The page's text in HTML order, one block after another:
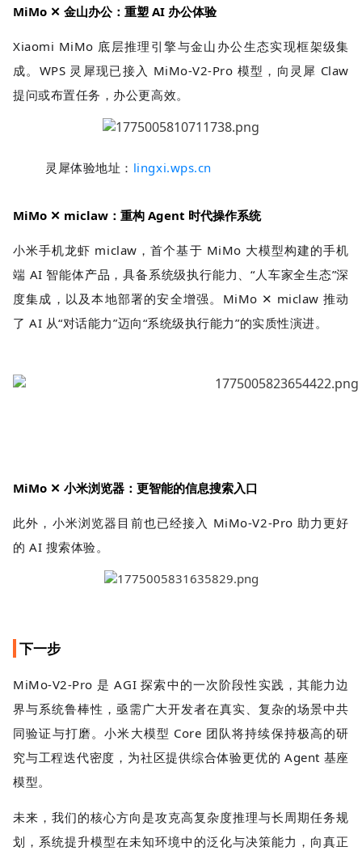
MiMo ✕ 金山办公：重塑 AI 办公体验
Xiaomi MiMo 底层推理引擎与金山办公生态实现框架级集
成。WPS 灵犀现已接入 MiMo-V2-Pro 模型，向灵犀 Claw
提问或布置任务，办公更高效。
灵犀体验地址： lingxi.wps.cn
MiMo ✕ miclaw：重构 Agent 时代操作系统
小米手机龙虾 miclaw，首个基于 MiMo 大模型构建的手机
端 AI 智能体产品 ，具备系统级执行能力、“人车家全生态”深
度集成，以及本地部署的安全增强。MiMo ✕ miclaw 推动
了 AI 从“对话能力”迈向“系统级执行能力”的实质性演进。
MiMo ✕ 小米浏览器：更智能的信息搜索入口
此外，小米浏览器目前也已经接入 MiMo-V2-Pro 助力更好
的 AI 搜索体验。
下一步
MiMo-V2-Pro 是 AGI 探索中的一次阶段性实践，其能力边
界与系统鲁棒性，亟需广大开发者在真实、复杂的场景中共
同验证与打磨。小米大模型 Core 团队将持续保持极高的研
究与工程迭代密度，为社区提供综合体验更优的 Agent 基座
模型。
未来，我们的核心方向是攻克高复杂度推理与长周期任务规
划，系统提升模型在未知环境中的泛化与决策能力，向真正